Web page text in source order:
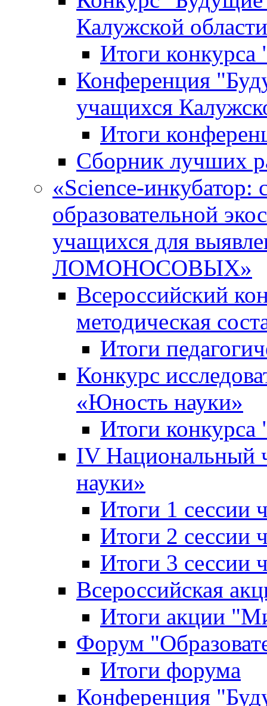
Калужской области
Итоги
Конференция
учащихся
Итоги
Сборник лучших
«Science-инкубатор:
образовательной
учащихся для
ЛОМОНОСОВЫХ»
Всероссийский
методическая
Итоги
Конкурс
«Юность науки»
Итоги
IV
науки»
Итоги 1 сессии
Итоги 2 сессии
Итоги 3 сессии
Всероссийская
Итоги акции
Форум
Итоги форума
Конференция